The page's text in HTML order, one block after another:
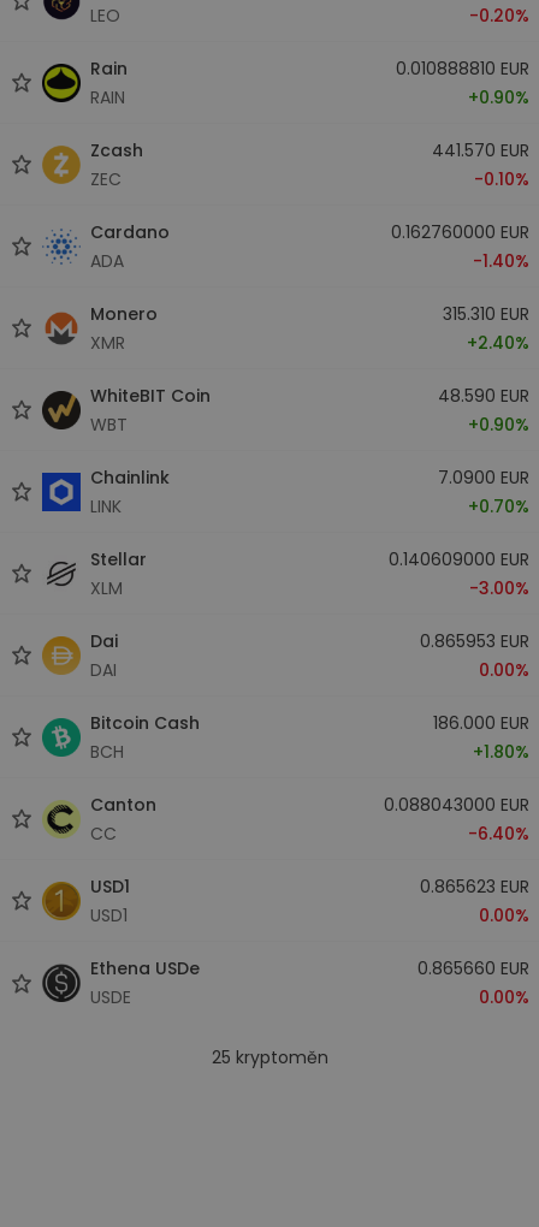
LEO
-0.20%
Rain
RAIN
0.010888810 EUR
+0.90%
Zcash
ZEC
441.570 EUR
-0.10%
Cardano
ADA
0.162760000 EUR
-1.40%
Monero
XMR
315.310 EUR
+2.40%
WhiteBIT Coin
WBT
48.590 EUR
+0.90%
Chainlink
LINK
7.0900 EUR
+0.70%
Stellar
XLM
0.140609000 EUR
-3.00%
Dai
DAI
0.865953 EUR
0.00%
Bitcoin Cash
BCH
186.000 EUR
+1.80%
Canton
CC
0.088043000 EUR
-6.40%
USD1
USD1
0.865623 EUR
0.00%
Ethena USDe
USDE
0.865660 EUR
0.00%
25 kryptoměn